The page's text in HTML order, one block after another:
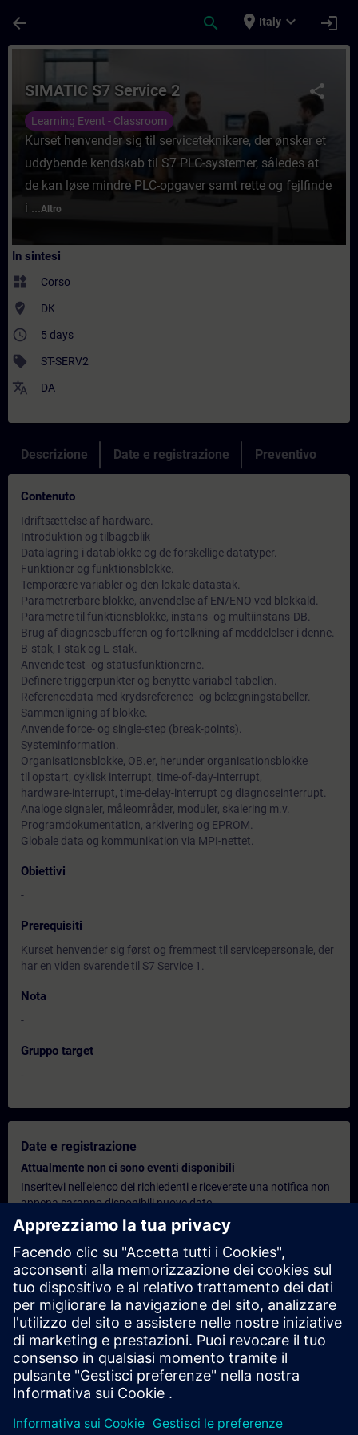
arrow_back search place Italy expand_more login
Corso - SIMATIC S7 Service 2 -
share
SIMATIC S7 Service 2
Learning Event - Classroom
Kurset henvender sig til serviceteknikere, der ønsker et
uddybende kendskab til S7 PLC-systemer, således at
de kan løse mindre PLC-opgaver samt rette og fejlfinde
i ...Altro
In sintesi
widgets Corso
where_to_vote DK
access_time 5 days
sell ST-SERV2
translate DA
Descrizione Date e registrazione Preventivo
Contenuto
Idriftsættelse af hardware.
Introduktion og tilbageblik
Datalagring i datablokke og de forskellige datatyper.
Funktioner og funktionsblokke.
Temporære variabler og den lokale datastak.
Parametrerbare blokke, anvendelse af EN/ENO ved blokkald.
Parametre til funktionsblokke, instans- og multiinstans-DB.
Brug af diagnosebufferen og fortolkning af meddelelser i denne.
B-stak, I-stak og L-stak.
Anvende test- og statusfunktionerne.
Definere triggerpunkter og benytte variabel-tabellen.
Referencedata med krydsreference- og belægningstabeller.
Sammenligning af blokke.
Anvende force- og single-step (break-points).
Systeminformation.
Organisationsblokke, OB.er, herunder organisationsblokke
til opstart, cyklisk interrupt, time-of-day-interrupt,
hardware-interrupt, time-delay-interrupt og diagnoseinterrupt.
Analoge signaler, måleområder, moduler, skalering m.v.
Programdokumentation, arkivering og EPROM.
Globale data og kommunikation via MPI-nettet.
Obiettivi
-
Prerequisiti
Kurset henvender sig først og fremmest til servicepersonale, der
har en viden svarende til S7 Service 1.
Nota
-
Gruppo target
-
Date e registrazione
Attualmente non ci sono eventi disponibili
Inseritevi nell'elenco dei richiedenti e riceverete una notifica non
appena saranno disponibili nuove date.
Attivare il servizio di notifica
Preventivo personalizzato
Se desideri un preventivo standard per questo corso di
formazione, ad esempio per il tuo ufficio acquisti, fai clic sul link
sottostante. Per prima cosa, dovrai fornire alcuni dati personali;
successivamente, ti verrà inviato un preventivo via e-mail.
Richiedi un preventivo